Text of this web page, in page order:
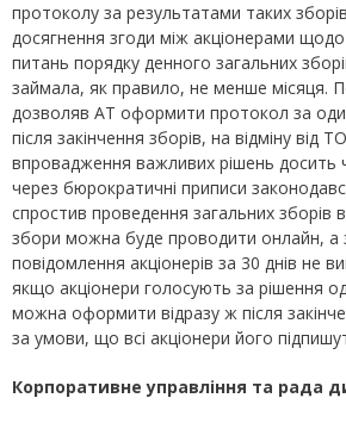
протоколу за результатами таких
досягнення згоди між акціонерами щодо
питань порядку денного загальних
займала, як правило, не менше місяця.
дозволяв АТ оформити протокол за
після закінчення зборів, на відміну від
впровадження важливих рішень досить
через бюрократичні приписи
спростив проведення загальних зборів
збори можна буде проводити онлайн, а
повідомлення акціонерів за 30 днів не
якщо акціонери голосують за рішення
можна оформити відразу ж після
за умови, що всі акціонери його
Корпоративне управління та рада